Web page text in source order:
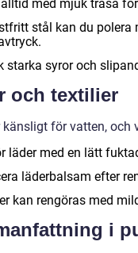
med mjuk trasa
stål kan du
starka syror och
och textilier
känsligt för vatten,
läder med en lätt
läderbalsam efter
kan rengöras med
i